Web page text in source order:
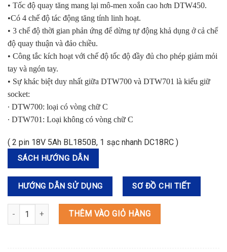
• Tốc độ quay tăng mang lại mô-men xoắn cao hơn DTW450.
•Có 4 chế độ tác động tăng tính linh hoạt.
• 3 chế độ thời gian phản ứng để dừng tự động khả dụng ở cả chế
độ quay thuận và đảo chiều.
• Công tắc kích hoạt với chế độ tốc độ đầy đủ cho phép giảm mỏi
tay và ngón tay.
• Sự khác biệt duy nhất giữa DTW700 và DTW701 là kiểu giữ
socket:
∙ DTW700: loại có vòng chữ C
∙ DTW701: Loại không có vòng chữ C
( 2 pin 18V 5Ah BL1850B, 1 sạc nhanh DC18RC )
SÁCH HƯỚNG DẪN
HƯỚNG DẪN SỬ DỤNG SƠ ĐỒ CHI TIẾT
DTW700RTJ MÁY SIẾT BU LÔNG DÙNG PIN số lượng
THÊM VÀO GIỎ HÀNG